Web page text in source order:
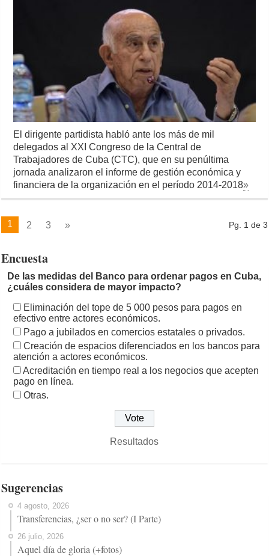
El dirigente partidista habló ante los más de mil
delegados al XXI Congreso de la Central de
Trabajadores de Cuba (CTC), que en su penúltima
jornada analizaron el informe de gestión económica y
financiera de la organización en el período 2014-2018»
Pg. 1 de 3
1 2 3 »
Encuesta
De las medidas del Banco para ordenar pagos en Cuba,
¿cuáles considera de mayor impacto?
Eliminación del tope de 5 000 pesos para pagos en
efectivo entre actores económicos.
Pago a jubilados en comercios estatales o privados.
Creación de espacios diferenciados en los bancos para
atención a actores económicos.
Acreditación en tiempo real a los negocios que acepten
pago en línea.
Otras.
Resultados
Sugerencias
4 agosto, 2026
Transferencias, ¿ser o no ser? (I Parte)
26 julio, 2026
Aquel día de gloria (+fotos)